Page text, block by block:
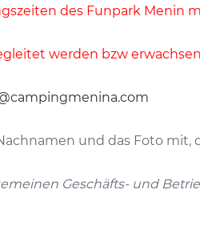
des Funpark Menin
werden bzw
und das Foto mit,
Geschäfts- und